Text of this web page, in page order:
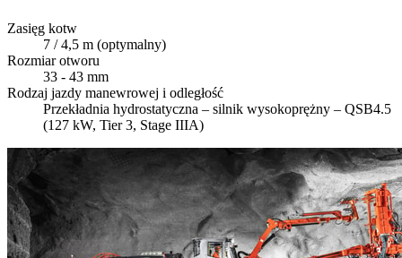
Zasięg kotw
7 / 4,5 m (optymalny)
Rozmiar otworu
33 - 43 mm
Rodzaj jazdy manewrowej i odległość
Przekładnia hydrostatyczna – silnik wysokoprężny – QSB4.5
(127 kW, Tier 3, Stage IIIA)